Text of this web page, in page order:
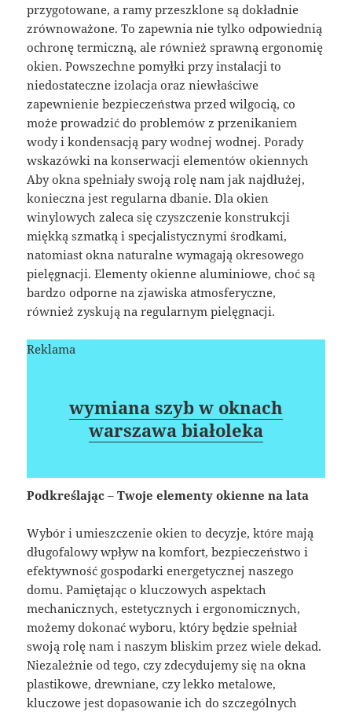
przygotowane, a ramy przeszklone są dokładnie
zrównoważone. To zapewnia nie tylko odpowiednią
ochronę termiczną, ale również sprawną ergonomię
okien. Powszechne pomyłki przy instalacji to
niedostateczne izolacja oraz niewłaściwe
zapewnienie bezpieczeństwa przed wilgocią, co
może prowadzić do problemów z przenikaniem
wody i kondensacją pary wodnej wodnej. Porady
wskazówki na konserwacji elementów okiennych
Aby okna spełniały swoją rolę nam jak najdłużej,
konieczna jest regularna dbanie. Dla okien
winylowych zaleca się czyszczenie konstrukcji
miękką szmatką i specjalistycznymi środkami,
natomiast okna naturalne wymagają okresowego
pielęgnacji. Elementy okienne aluminiowe, choć są
bardzo odporne na zjawiska atmosferyczne,
również zyskują na regularnym pielęgnacji.
Reklama
wymiana szyb w oknach
warszawa białoleka
Podkreślając – Twoje elementy okienne na lata
Wybór i umieszczenie okien to decyzje, które mają
długofalowy wpływ na komfort, bezpieczeństwo i
efektywność gospodarki energetycznej naszego
domu. Pamiętając o kluczowych aspektach
mechanicznych, estetycznych i ergonomicznych,
możemy dokonać wyboru, który będzie spełniał
swoją rolę nam i naszym bliskim przez wiele dekad.
Niezależnie od tego, czy zdecydujemy się na okna
plastikowe, drewniane, czy lekko metalowe,
kluczowe jest dopasowanie ich do szczególnych